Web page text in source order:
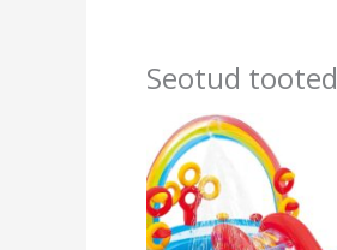
Seotud tooted